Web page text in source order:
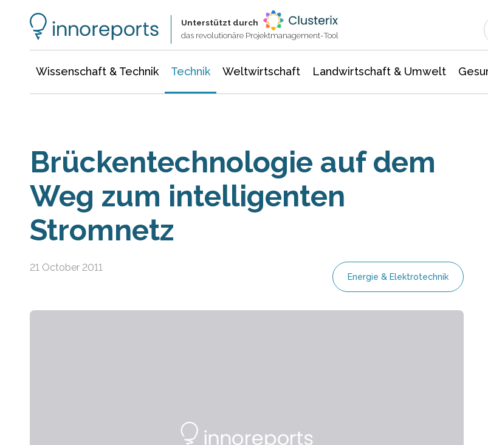
Unterstützt durch
das revolutionäre Projektmanagement-Tool
Wissenschaft & Technik Technik Weltwirtschaft Landwirtschaft & Umwelt
Brückentechnologie auf dem
Weg zum intelligenten
Stromnetz
21 October 2011
Energie & Elektrotechnik